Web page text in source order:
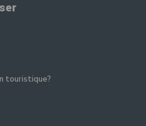
touristique?